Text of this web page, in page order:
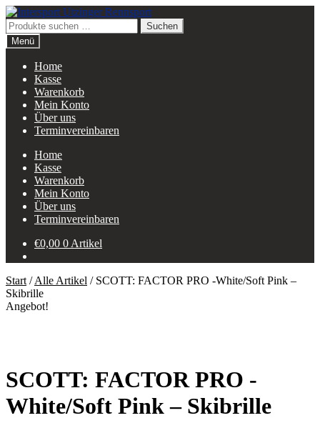
Zur
Navigation
springen
Zum
Inhalt
springen
Suchen
nach:
Suchen
Menü
Home
Kasse
Warenkorb
Mein Konto
Über uns
Terminvereinbaren
Home
Kasse
Warenkorb
Mein Konto
Über uns
Terminvereinbaren
€0,00 0 Artikel
Start /Alle Artikel / SCOTT: FACTOR PRO -White/Soft Pink –
Skibrille
Angebot!
SCOTT: FACTOR PRO -
White/Soft Pink – Skibrille